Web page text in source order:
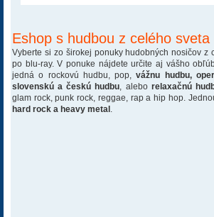
Eshop s hudbou z celého sveta
Vyberte si zo širokej ponuky hudobných nosičov
po blu-ray. V ponuke nájdete určite aj vášho
jedná o rockovú hudbu, pop,vážnu hudbu,
slovenskú a českú hudbu , alebo relaxačnú
glam rock, punk rock, reggae, rap a hip hop.
hard rock a heavy metal